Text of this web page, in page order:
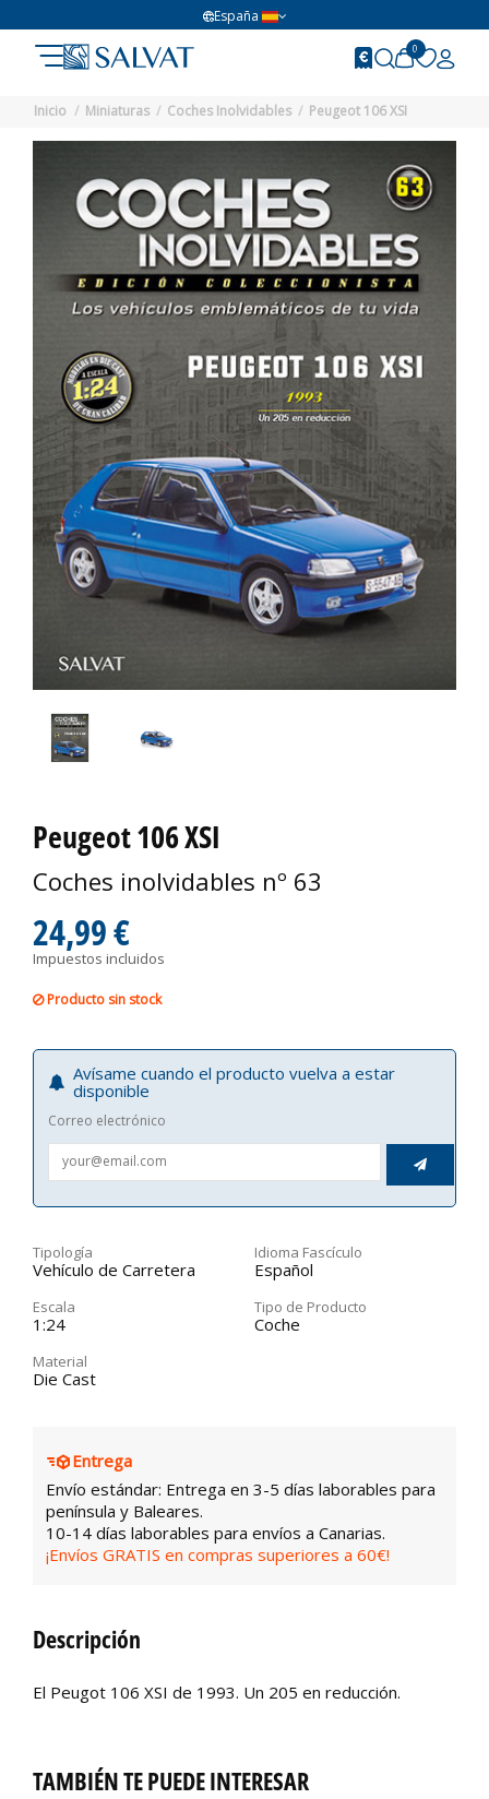
España
0
Inicio Miniaturas Coches Inolvidables Peugeot 106 XSI
Peugeot 106 XSI
Coches inolvidables nº 63
24,99 €
Impuestos incluidos
Producto sin stock
Avísame cuando el producto vuelva a estar
disponible
Correo electrónico

Tipología
Vehículo de Carretera
Idioma Fascículo
Español
Escala
1:24
Tipo de Producto
Coche
Material
Die Cast
Entrega
Envío estándar: Entrega en 3-5 días laborables para
península y Baleares.
10-14 días laborables para envíos a Canarias.
¡Envíos GRATIS en compras superiores a 60€!
Descripción
El Peugot 106 XSI de 1993. Un 205 en reducción.
TAMBIÉN TE PUEDE INTERESAR